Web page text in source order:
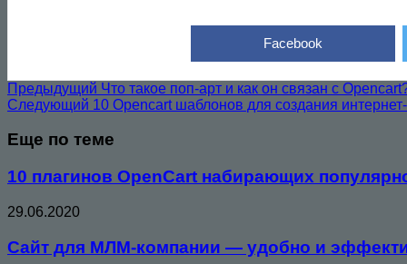
Facebook
Предыдущий Что такое поп-арт и как он связан с
Следующий 10 Opencart шаблонов для создания
Еще по теме
10 плагинов OpenCart набирающих
29.06.2020
Сайт для МЛМ-компании — удобно и